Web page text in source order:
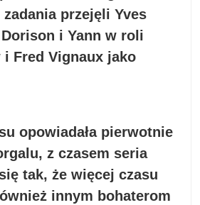
przejęli Yves
i Yann w roli
Fred Vignaux jako
opowiadała pierwotnie
z czasem seria
tak, że więcej czasu
innym bohaterom